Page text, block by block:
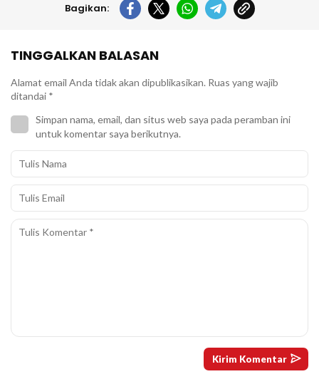
Bagikan:
TINGGALKAN BALASAN
Alamat email Anda tidak akan dipublikasikan. Ruas yang wajib
ditandai *
Simpan nama, email, dan situs web saya pada peramban ini
untuk komentar saya berikutnya.